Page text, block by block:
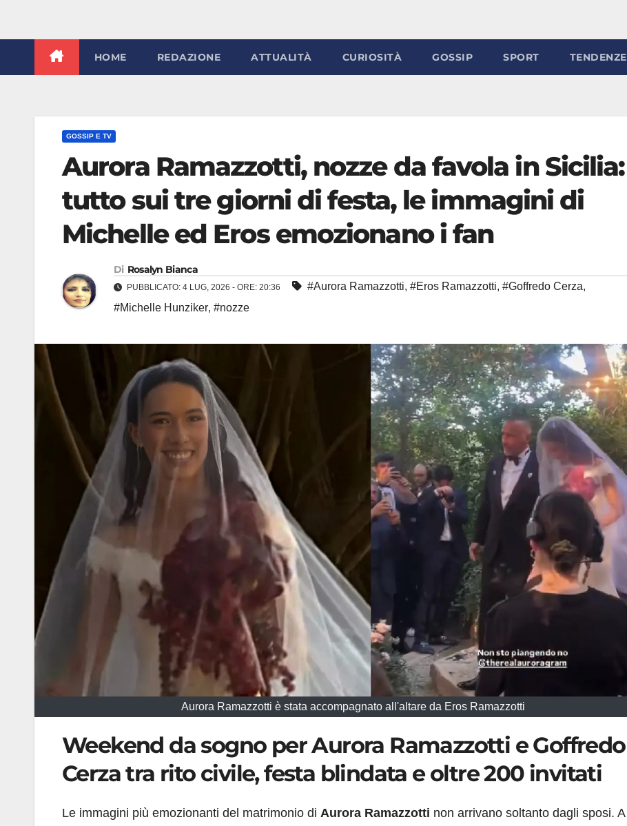
HOME REDAZIONE ATTUALITÀ CURIOSITÀ GOSSIP SPORT TENDENZE
GOSSIP E TV
Aurora Ramazzotti, nozze da favola in Sicilia:
tutto sui tre giorni di festa, le immagini di
Michelle ed Eros emozionano i fan
Di Rosalyn Bianca
PUBBLICATO: 4 LUG, 2026 - ORE: 20:36 #Aurora Ramazzotti, #Eros Ramazzotti, #Goffredo Cerza,
#Michelle Hunziker, #nozze
Aurora Ramazzotti è stata accompagnato all'altare da Eros Ramazzotti
Weekend da sogno per Aurora Ramazzotti e Goffredo
Cerza tra rito civile, festa blindata e oltre 200 invitati
Le immagini più emozionanti del matrimonio di Aurora Ramazzotti non arrivano soltanto dagli sposi. A